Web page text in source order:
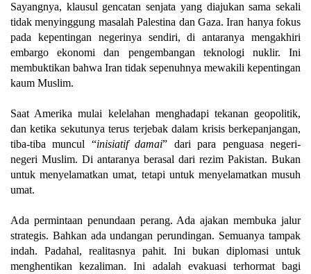
Sayangnya, klausul gencatan senjata yang diajukan sama sekali
tidak menyinggung masalah Palestina dan Gaza. Iran hanya fokus
pada kepentingan negerinya sendiri, di antaranya mengakhiri
embargo ekonomi dan pengembangan teknologi nuklir. Ini
membuktikan bahwa Iran tidak sepenuhnya mewakili kepentingan
kaum Muslim.
Saat Amerika mulai kelelahan menghadapi tekanan geopolitik,
dan ketika sekutunya terus terjebak dalam krisis berkepanjangan,
tiba-tiba muncul “inisiatif damai” dari para penguasa negeri-
negeri Muslim. Di antaranya berasal dari rezim Pakistan. Bukan
untuk menyelamatkan umat, tetapi untuk menyelamatkan musuh
umat.
Ada permintaan penundaan perang. Ada ajakan membuka jalur
strategis. Bahkan ada undangan perundingan. Semuanya tampak
indah. Padahal, realitasnya pahit. Ini bukan diplomasi untuk
menghentikan kezaliman. Ini adalah evakuasi terhormat bagi